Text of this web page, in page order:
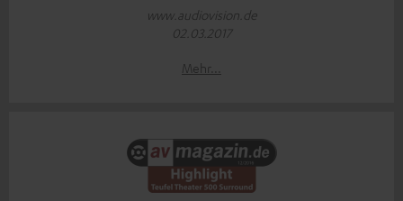
www.audiovision.de
02.03.2017
Mehr...